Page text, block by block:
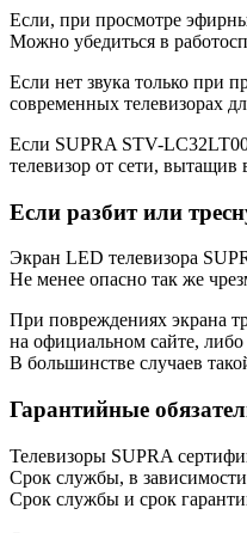
Если, при просмотре
Можно убедиться в
Если нет звука только при
современных телевизорах
Если SUPRA STV-
телевизор от сети, вытащив
Если разбит или
Экран LED телевизора
Не менее опасно так же
При повреждениях экрана
на официальном сайте,
В большинстве случаев
Гарантийные
Телевизоры SUPRA
Срок службы, в
Срок службы и срок